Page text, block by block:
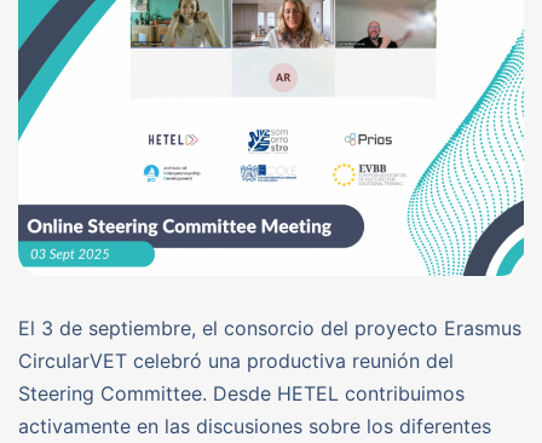
El 3 de septiembre, el consorcio del proyecto Erasmus
CircularVET celebró una productiva reunión del
Steering Committee. Desde HETEL contribuimos
activamente en las discusiones sobre los diferentes